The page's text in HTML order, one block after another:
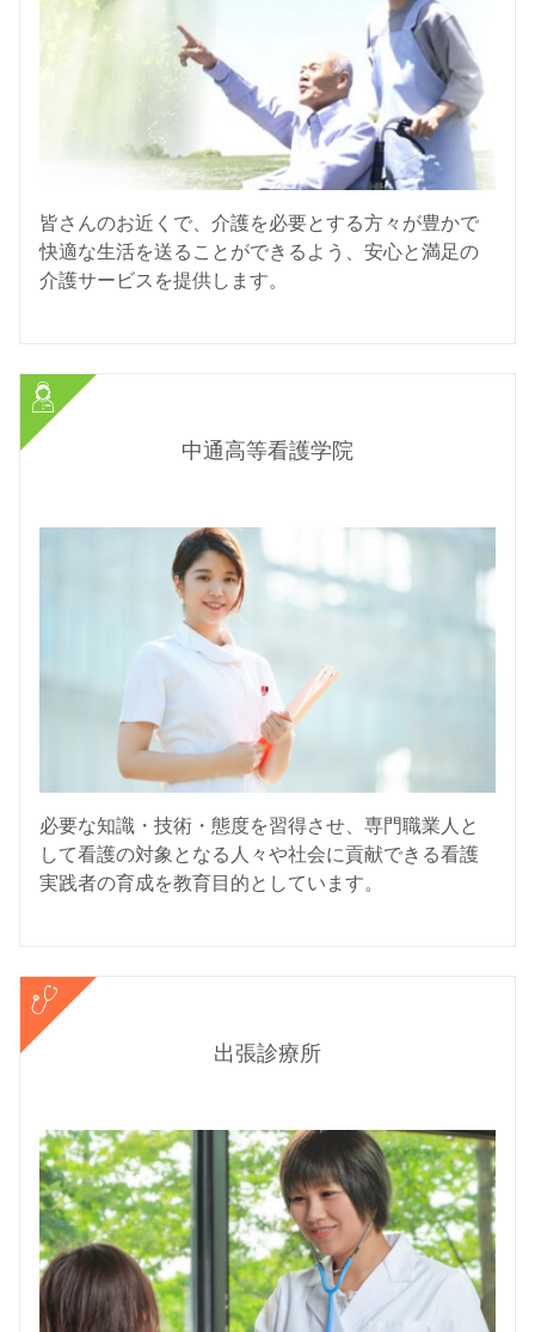
皆さんのお近くで、介護を必要とする方々が豊かで
快適な生活を送ることができるよう、安心と満足の
介護サービスを提供します。
中通高等看護学院
必要な知識・技術・態度を習得させ、専門職業人と
して看護の対象となる人々や社会に貢献できる看護
実践者の育成を教育目的としています。
出張診療所